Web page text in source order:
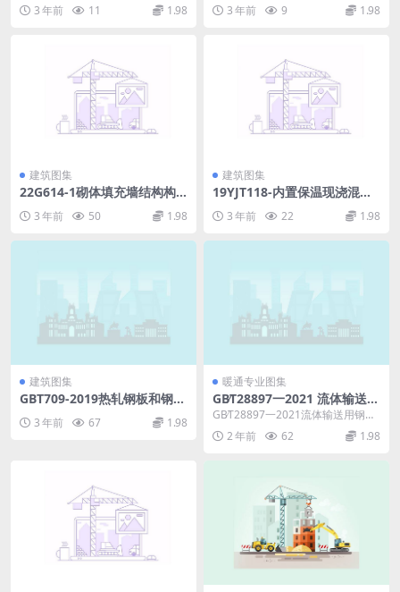
3 年前 11 1.98 3 年前 9 1.98
建筑图集
22G614-1砌体填充墙结构构
3 年前 50 1.98
建筑图集
19YJT118-内置保温现浇混凝
3 年前 22 1.98
建筑图集
GBT709-2019热轧钢板和钢带
的尺寸、外形、重量及允许偏
差.pdf
3 年前 67 1.98
暖通专业图集
GB∕T28897一2021 流体输送用
钢塑复合管及管件.pdf
GB∕T28897一2021流体输送用钢塑
复合管及管件下载，代替GB/T288
9... 2 年前 62 1.98